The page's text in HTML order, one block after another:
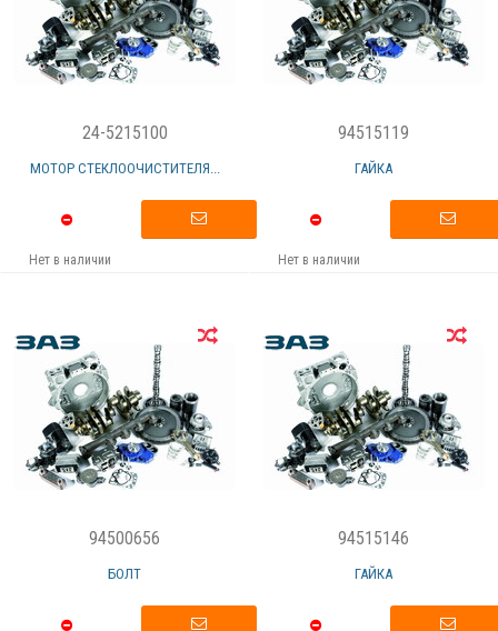
24-5215100
МОТОР СТЕКЛООЧИСТИТЕЛЯ...
Нет в наличии
94515119
ГАЙКА
Нет в наличии
94500656
БОЛТ
94515146
ГАЙКА